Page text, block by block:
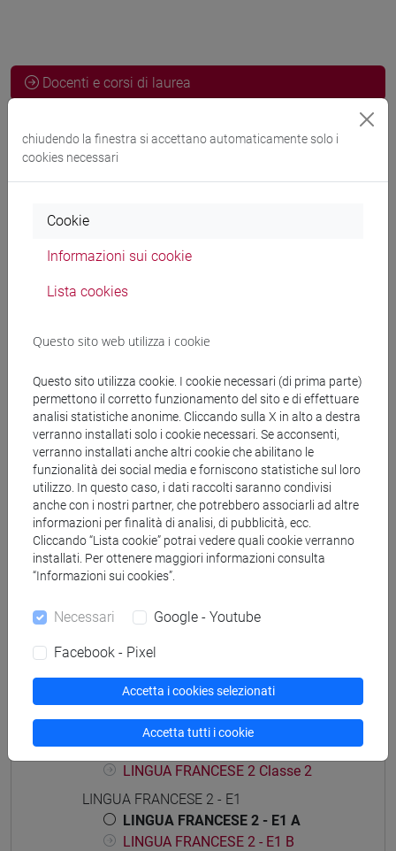
Docenti e corsi di laurea
Docenti
Esperti linguistici
Materiali didattici
Materiali su Moodle
Corsi di studio e percorsi
[LT10] LINGUE, CIVILTÀ E SCIENZE DEL
LINGUAGGIO - Laurea
percorso comune
Struttura generale dell'insegnamento
LINGUA FRANCESE 2
LINGUA FRANCESE 2
LINGUA FRANCESE 2 Classe 1
LINGUA FRANCESE 2 Classe 2
LINGUA FRANCESE 2 - E1
LINGUA FRANCESE 2 - E1 A
LINGUA FRANCESE 2 - E1 B
chiudendo la finestra si accettano automaticamente solo i
cookies necessari
Cookie
Informazioni sui cookie
Lista cookies
Questo sito web utilizza i cookie
Questo sito utilizza cookie. I cookie necessari (di prima parte)
permettono il corretto funzionamento del sito e di effettuare
analisi statistiche anonime. Cliccando sulla X in alto a destra
verranno installati solo i cookie necessari. Se acconsenti,
verranno installati anche altri cookie che abilitano le
funzionalità dei social media e forniscono statistiche sul loro
utilizzo. In questo caso, i dati raccolti saranno condivisi
anche con i nostri partner, che potrebbero associarli ad altre
informazioni per finalità di analisi, di pubblicità, ecc.
Cliccando “Lista cookie” potrai vedere quali cookie verranno
installati. Per ottenere maggiori informazioni consulta
“Informazioni sui cookies”.
Necessari Google - Youtube
Facebook - Pixel
Accetta i cookies selezionati
Accetta tutti i cookie